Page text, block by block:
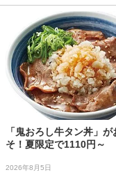
「鬼おろし牛タン丼」が
そ！夏限定で1110円～
2026年8月5日